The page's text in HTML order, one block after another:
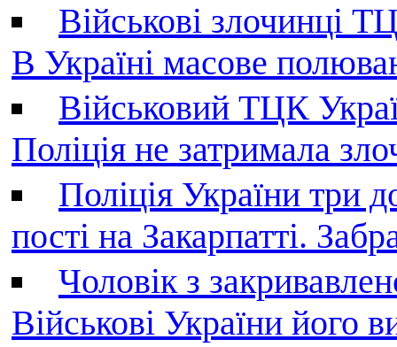
Військові злочинці
В Україні масове
Військовий ТЦК
Поліція не затримала
Поліція України три
пості на Закарпатті.
Чоловік з
Військові України його